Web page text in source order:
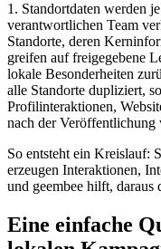
1. Standortdaten werden
verantwortlichen Team
Standorte, deren
greifen auf freigegebene
lokale Besonderheiten
alle Standorte dupliziert,
Profilinteraktionen,
nach der
So entsteht ein Kreislauf:
erzeugen Interaktionen,
und geembee hilft, daraus
Eine einfache